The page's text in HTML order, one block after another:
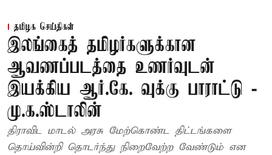
தமிழக செய்திகள்
இலங்கைத் தமிழர்களுக்கான
ஆவணப்படத்தை உணர்வுடன்
இயக்கிய ஆர்.கே. வுக்கு பாராட்டு -
மு.க.ஸ்டாலின்
திராவிட மாடல் அரசு மேற்கொண்ட திட்டங்களை
தொய்வின்றி தொடர்ந்து நிறைவேற்ற வேண்டும் என